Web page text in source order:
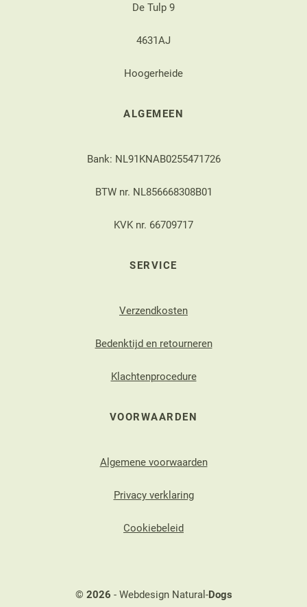
De Tulp 9
4631AJ
Hoogerheide
ALGEMEEN
Bank: NL91KNAB0255471726
BTW nr. NL856668308B01
KVK nr. 66709717
SERVICE
Verzendkosten
Bedenktijd en retourneren
Klachtenprocedure
VOORWAARDEN
Algemene voorwaarden
Privacy verklaring
Cookiebeleid
© 2026 - Webdesign Natural-Dogs